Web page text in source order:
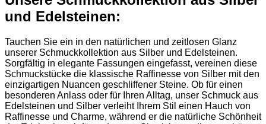
und Edelsteinen:
Tauchen Sie ein in den natürlichen und zeitlosen Glanz
unserer Schmuckkollektion aus Silber und Edelsteinen.
Sorgfältig in elegante Fassungen eingefasst, vereinen diese
Schmuckstücke die klassische Raffinesse von Silber mit den
einzigartigen Nuancen geschliffener Steine. Ob für einen
besonderen Anlass oder für Ihren Alltag, unser Schmuck aus
Edelsteinen und Silber verleiht Ihrem Stil einen Hauch von
Raffinesse und Charme, während er die natürliche Schönheit